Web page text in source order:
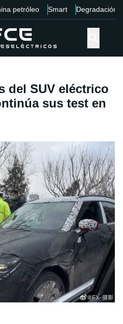
petróleo Smart Degradación
del SUV eléctrico
sus test en